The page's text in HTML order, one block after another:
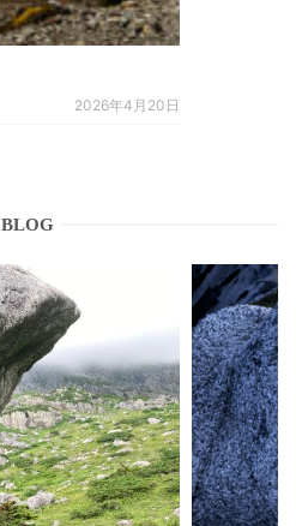
2026年4月20日
BLOG